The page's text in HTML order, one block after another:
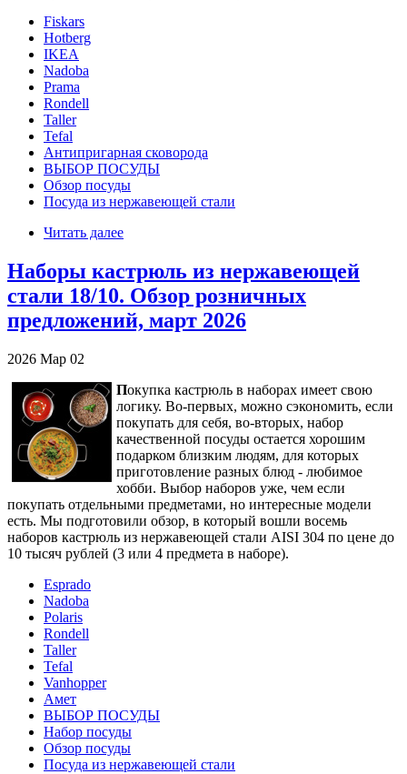
Fiskars
Hotberg
IKEA
Nadoba
Prama
Rondell
Taller
Tefal
Антипригарная сковорода
ВЫБОР ПОСУДЫ
Обзор посуды
Посуда из нержавеющей стали
Читать далее
Наборы кастрюль из нержавеющей
стали 18/10. Обзор розничных
предложений, март 2026
2026 Мар 02
Покупка кастрюль в наборах имеет свою
логику. Во-первых, можно сэкономить, если
покупать для себя, во-вторых, набор
качественной посуды остается хорошим
подарком близким людям, для которых
приготовление разных блюд - любимое
хобби. Выбор наборов уже, чем если
покупать отдельными предметами, но интересные модели
есть. Мы подготовили обзор, в который вошли восемь
наборов кастрюль из нержавеющей стали AISI 304 по цене до
10 тысяч рублей (3 или 4 предмета в наборе).
Esprado
Nadoba
Polaris
Rondell
Taller
Tefal
Vanhopper
Амет
ВЫБОР ПОСУДЫ
Набор посуды
Обзор посуды
Посуда из нержавеющей стали